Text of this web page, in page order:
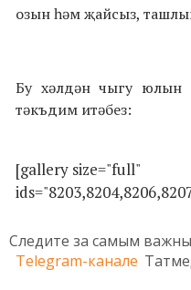
озын һәм җайсыз,
Бу хәлдән чыгу юлын
тәкъдим итәбез:
[gallery size="full"
Следите за самым
Telegram-канале